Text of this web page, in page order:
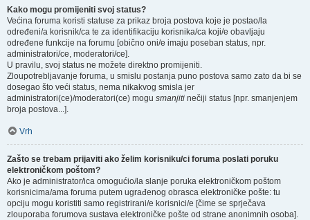
Kako mogu promijeniti svoj status?
Većina foruma koristi statuse za prikaz broja postova koje je postao/la
određeni/a korisnik/ca te za identifikaciju korisnika/ca koji/e obavljaju
određene funkcije na forumu [obično oni/e imaju poseban status, npr.
administratori/ce, moderatori/ce].
U pravilu, svoj status ne možete direktno promijeniti.
Zloupotrebljavanje foruma, u smislu postanja puno postova samo zato da bi se
dosegao što veći status, nema nikakvog smisla jer
administratori(ce)/moderatori(ce) mogu smanjiti nečiji status [npr. smanjenjem
broja postova...].
Vrh
Zašto se trebam prijaviti ako želim korisniku/ci foruma poslati poruku
elektroničkom poštom?
Ako je administrator/ica omogućio/la slanje poruka elektroničkom poštom
korisnicima/ama foruma putem ugrađenog obrasca elektroničke pošte: tu
opciju mogu koristiti samo registrirani/e korisnici/e [čime se sprječava
zlouporaba forumova sustava elektroničke pošte od strane anonimnih osoba].